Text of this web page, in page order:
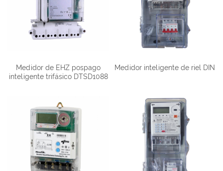
Medidor de EHZ pospago
inteligente trifásico DTSD1088
Medidor inteligente de riel DIN